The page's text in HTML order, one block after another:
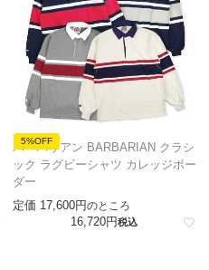
5%OFF
バーバリアン BARBARIAN クラシ
ック ラグビーシャツ カレッジボー
ダー
定価 17,600 のところ
16,720 税込